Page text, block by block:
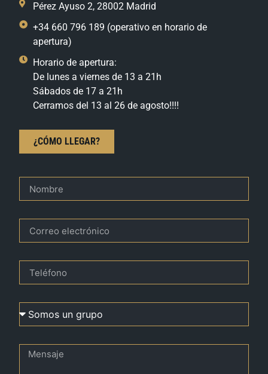
Pérez Ayuso 2, 28002 Madrid
+34 660 796 189 (operativo en horario de
apertura)
Horario de apertura:
De lunes a viernes de 13 a 21h
Sábados de 17 a 21h
Cerramos del 13 al 26 de agosto!!!!
¿CÓMO LLEGAR?